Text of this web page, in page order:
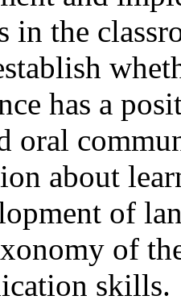
in the
has a
oral
about
of
of
skills.